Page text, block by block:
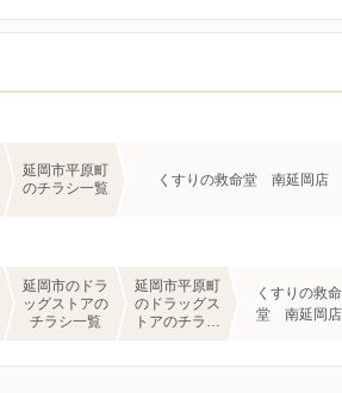
延岡市平原町
のチラシ一覧
くすりの救命堂 南延岡店
延岡市のドラ
ッグストアの
チラシ一覧
延岡市平原町
のドラッグス
トアのチラシ
くすりの救命
堂 南延岡店